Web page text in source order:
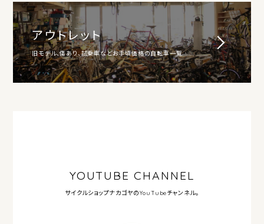
アウトレット
旧モデル、傷あり、試乗車などお手頃価格の自転車一覧
YOUTUBE CHANNEL
サイクルショップナカゴヤのYouTubeチャンネル。